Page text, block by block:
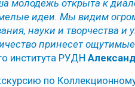
молодежь открыта к
идеи. Мы видим
науки и творчества и
принесет
института РУДН
по